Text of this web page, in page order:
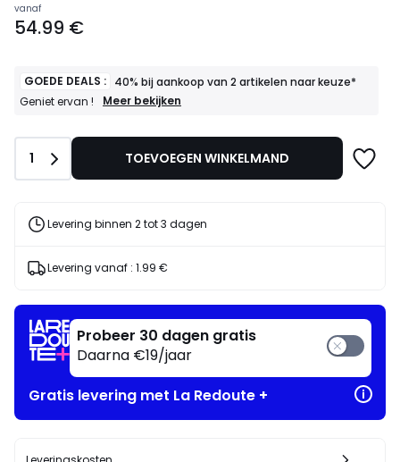
Prijs
vanaf
vanaf
54.99 €
GOEDE DEALS : 40% bij aankoop van 2 artikelen naar keuze*
Geniet ervan !
GOEDE
artikelen
Geniet
Meer bekijken
Aantal
1 TOEVOEGEN WINKELMAND
Levering binnen 2 tot 3 dagen
Levering vanaf : 1.99 €
Probeer 30 dagen gratis
Daarna €19/jaar
Gratis levering met La Redoute +